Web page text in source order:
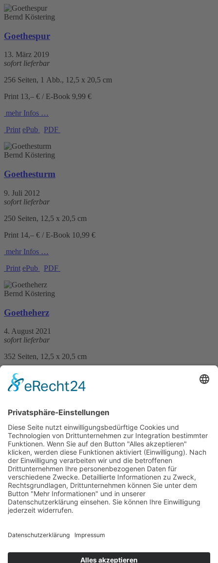
Bernd Köstering
Goethespur
13. März 2019
sofort lieferbar
256 Seiten, 1 Abb., 12,5 x 20,5 cm
Print 13,– € / E-Book 9,99 €
mehr Infos …
Print ePub PDF
Bernd Köstering
Goethesturm
9. Juli 2012
sofort lieferbar
250 Seiten, 12,5 x 20,5 cm
Print 14,– € / E-Book 10,99 €
mehr Infos …
Print ePub PDF
Bernd Köstering
Goetheherz
4. August 2021
sofort lieferbar
352 Seiten, 12,5 x 20,5 cm
Print 15,– € / E-Book 9,99 €
mehr Infos …
Bernd Köstering
Goetheruh
8. Februar 2010
sofort lieferbar
384 Seiten, 12,5 x 20,5 cm
Print 15,– € / E-Book 9,99 €